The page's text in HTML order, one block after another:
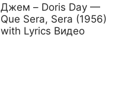
Джем – Doris Day —
Que Sera, Sera (1956)
with Lyrics Видео